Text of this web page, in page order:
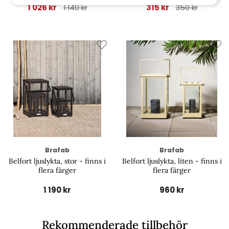
1 026 kr 1 140 kr 315 kr 350 kr
Brafab
Belfort ljuslykta, stor - finns i
flera färger
1 190 kr
Brafab
Belfort ljuslykta, liten - finns i
flera färger
960 kr
Rekommenderade tillbehör